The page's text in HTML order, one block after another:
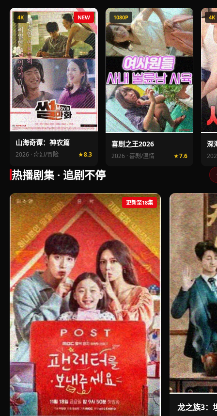
NEW
4K
山海奇谭：神农篇
2026 · 奇幻/冒险 8.3
1080P
喜剧之王2026
2026 · 喜剧/温情 7.6
4K
深
热播剧集 · 追剧不停
更新至18集
龙之族3：